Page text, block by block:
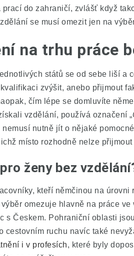
do zahraničí, zvlášť když
se musí omezit jen na
na trhu práce
států se od sebe liší a
zvýšit, anebo přijmout
čím lépe se domluvíte
vzdělání, používá označení „
nemusí nutně jít o nějaké
místo rozhodně nelze přijmout
ženy bez
kteří němčinou na
omezuje hlavně na práce
Českem. Pohraniční oblasti
cestovním ruchu navíc také
i v profesích, které byly